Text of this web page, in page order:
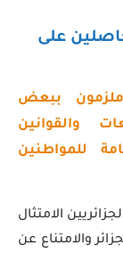
على
ملزمون ببعض
والقوانين
للمواطنين
الامتثال
والامتناع عن